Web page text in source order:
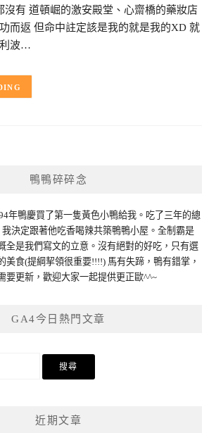
沒有 道頓崛的激安殿堂、心齋橋的藥妝店
而返 但命中註定該是我的就是我的XD 就
利波…
鴨鴨碎碎念
年鴨慶買了第一隻黃色小鴨給我。吃了三年的總
決定跟著他吃香喝辣共築鴨鴨小屋。全制霸是
全是我們寫文的立意。沒有絕對的好吃，只有選
美食(提綱挈領很重要!!!!) 馬有失蹄，鴨有錯掌，
要更新，歡迎大家一起提供更正歐^^~
GA4今日熱門文章
近期文章